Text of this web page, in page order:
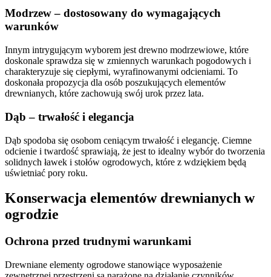
Modrzew – dostosowany do wymagających
warunków
Innym intrygującym wyborem jest drewno modrzewiowe, które
doskonale sprawdza się w zmiennych warunkach pogodowych i
charakteryzuje się ciepłymi, wyrafinowanymi odcieniami. To
doskonała propozycja dla osób poszukujących elementów
drewnianych, które zachowują swój urok przez lata.
Dąb – trwałość i elegancja
Dąb spodoba się osobom ceniącym trwałość i elegancję. Ciemne
odcienie i twardość sprawiają, że jest to idealny wybór do tworzenia
solidnych ławek i stołów ogrodowych, które z wdziękiem będą
uświetniać pory roku.
Konserwacja elementów drewnianych w
ogrodzie
Ochrona przed trudnymi warunkami
Drewniane elementy ogrodowe stanowiące wyposażenie